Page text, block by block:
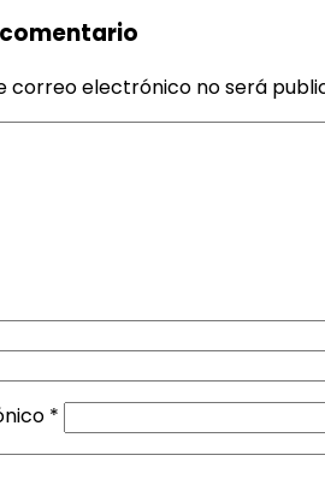
correo electrónico no será
*